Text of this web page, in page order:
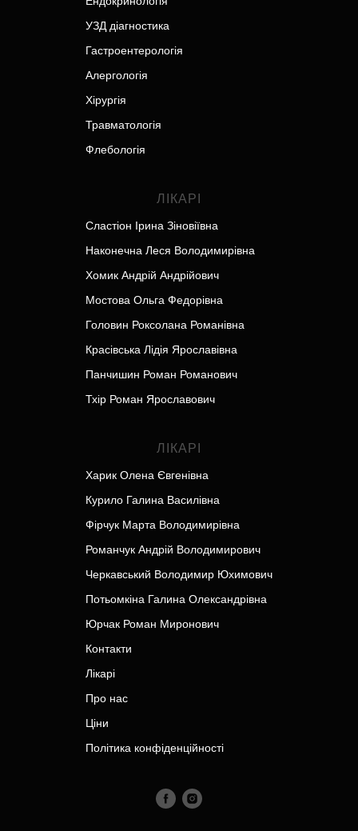
УЗД діагностика
Гастроентерологія
Алергологія
Хірургія
Травматологія
Флебологія
ЛІКАРІ
Сластіон Ірина Зіновіївна
Наконечна Леся Володимирівна
Хомик Андрій Андрійович
Мостова Ольга Федорівна
Головин Роксолана Романівна
Красівська Лідія Ярославівна
Панчишин Роман Романович
Тхір Роман Ярославович
ЛІКАРІ
Харик Олена Євгенівна
Курило Галина Василівна
Фірчук Марта Володимирівна
Романчук Андрій Володимирович
Черкавський Володимир Юхимович
Потьомкіна Галина Олександрівна
Юрчак Роман Миронович
Контакти
Лікарі
Про нас
Ціни
Політика конфіденційності